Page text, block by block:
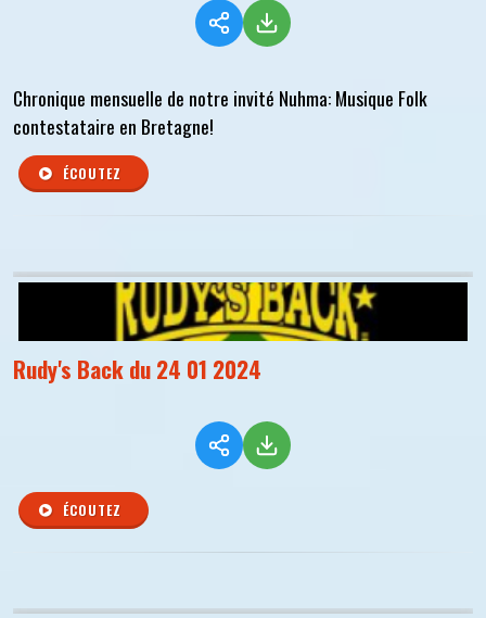
Chronique mensuelle de notre invité Nuhma: Musique Folk
contestataire en Bretagne!
ÉCOUTEZ
Rudy's Back du 24 01 2024
ÉCOUTEZ